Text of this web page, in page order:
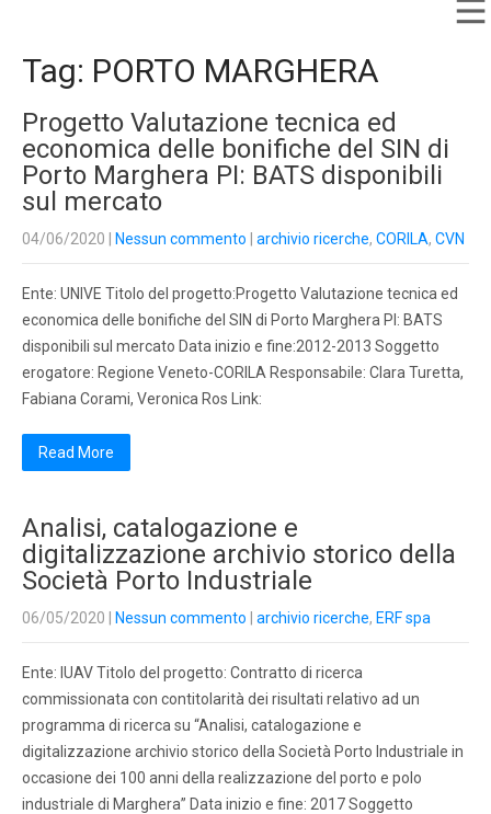
Tag: PORTO MARGHERA
Progetto Valutazione tecnica ed
economica delle bonifiche del SIN di
Porto Marghera PI: BATS disponibili
sul mercato
04/06/2020 Nessun commento archivio ricerche, CORILA, CVN
Ente: UNIVE Titolo del progetto:Progetto Valutazione tecnica ed
economica delle bonifiche del SIN di Porto Marghera PI: BATS
disponibili sul mercato Data inizio e fine:2012-2013 Soggetto
erogatore: Regione Veneto-CORILA Responsabile: Clara Turetta,
Fabiana Corami, Veronica Ros Link:
Read More
Analisi, catalogazione e
digitalizzazione archivio storico della
Società Porto Industriale
06/05/2020 Nessun commento archivio ricerche, ERF spa
Ente: IUAV Titolo del progetto: Contratto di ricerca
commissionata con contitolarità dei risultati relativo ad un
programma di ricerca su “Analisi, catalogazione e
digitalizzazione archivio storico della Società Porto Industriale in
occasione dei 100 anni della realizzazione del porto e polo
industriale di Marghera” Data inizio e fine: 2017 Soggetto